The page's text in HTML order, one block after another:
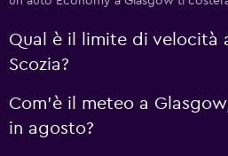
Qual è il limite di velocità
Scozia?
Com'è il meteo a
in agosto?